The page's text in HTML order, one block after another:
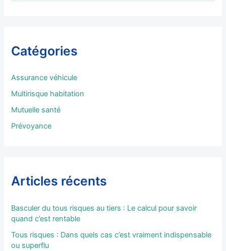
c
r
Catégories
Assurance véhicule
Multirisque habitation
Mutuelle santé
Prévoyance
Articles récents
Basculer du tous risques au tiers : Le calcul pour savoir
quand c’est rentable
Tous risques : Dans quels cas c’est vraiment indispensable
ou superflu